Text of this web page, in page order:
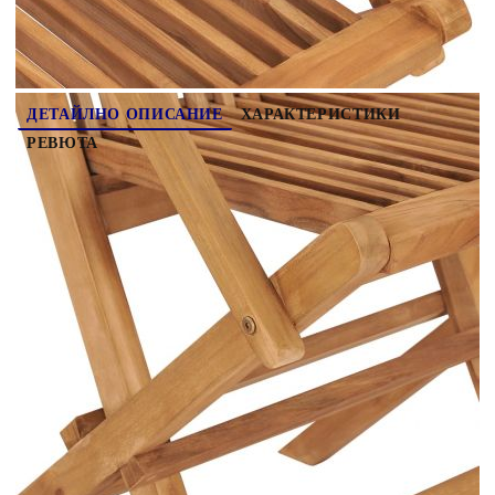
седалка.
ДЕТАЙЛНО ОПИСАНИЕ
ХАРАКТЕРИСТИКИ
РЕВЮТА
Този комплект дървени градински столове с
възглавници, състоящ се от 8 елемента, е
предназначен да бъде чудесно допълнение към
вашата градина, тераса или вътрешен двор. Тази
мебел от тик е изработена от изключително
издръжлива тикова твърда дървесина, която е
суха – изсушена в пещ, а след това фино
шлифована, за да ѝ се придаде много гладък
вид. Тиковото дърво е известно с
изключителната си здравина и устойчивост на
атмосферни влияния, което го прави далеч по-
подходящо за градински мебели от всеки друг
вид дърво. Тиковата дървесина е идеалният
избор, ако искате да закупите дълготрайна
градинска мебел. Шлифованата повърхност се